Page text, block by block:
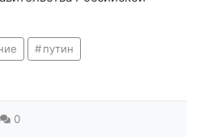
путин
0